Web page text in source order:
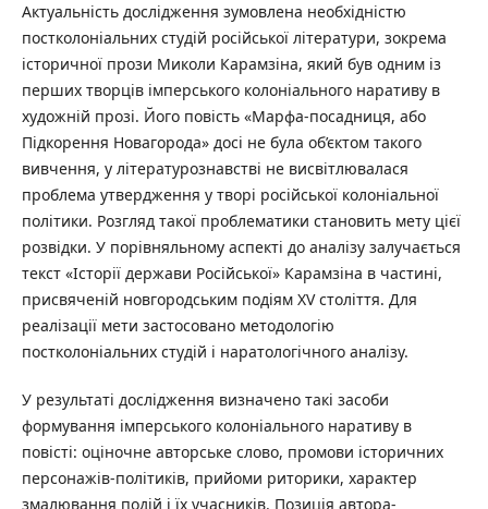
Актуальність дослідження зумовлена необхідністю
постколоніальних студій російської літератури, зокрема
історичної прози Миколи Карамзіна, який був одним із
перших творців імперського колоніального наративу в
художній прозі. Його повість «Марфа-посадниця, або
Підкорення Новагорода» досі не була об’єктом такого
вивчення, у літературознавстві не висвітлювалася
проблема утвердження у творі російської колоніальної
політики. Розгляд такої проблематики становить мету цієї
розвідки. У порівняльному аспекті до аналізу залучається
текст «Історії держави Російської» Карамзіна в частині,
присвяченій новгородським подіям XV століття. Для
реалізації мети застосовано методологію
постколоніальних студій і наратологічного аналізу.
У результаті дослідження визначено такі засоби
формування імперського колоніального наративу в
повісті: оціночне авторське слово, промови історичних
персонажів-політиків, прийоми риторики, характер
змалювання подій і їх учасників. Позиція автора-